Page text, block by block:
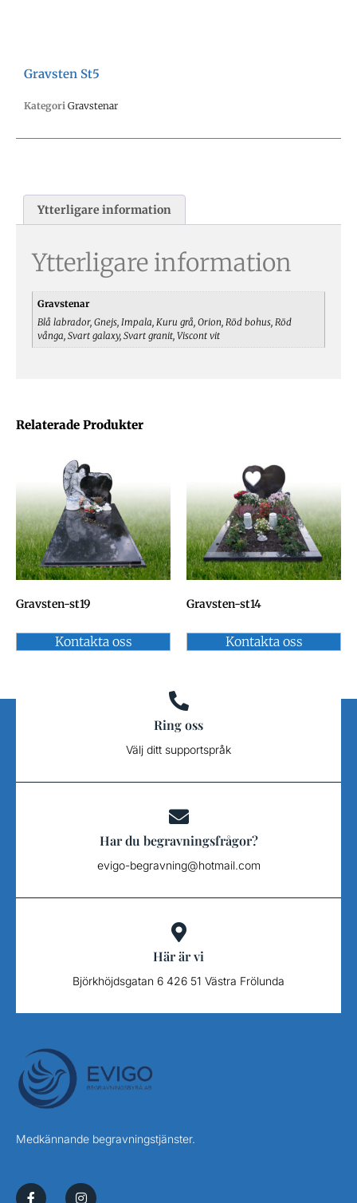
Relaterade Produkter
Gravsten-st19
Kontakta oss
Gravsten-st14
Kontakta oss
Gravsten St5
Kategori Gravstenar
Ytterligare information
Ytterligare information
Gravstenar
Blå labrador, Gnejs, Impala, Kuru grå, Orion, Röd bohus, Röd
vånga, Svart galaxy, Svart granit, Viscont vit
Ring oss
Välj ditt supportspråk
Har du begravningsfrågor?
evigo-begravning@hotmail.com
Här är vi
Björkhöjdsgatan 6 426 51 Västra Frölunda
Medkännande begravningstjänster.